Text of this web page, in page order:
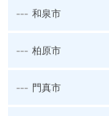
--- 和泉市
--- 柏原市
--- 門真市